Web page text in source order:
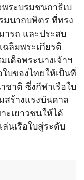
ระบรมชนกาธิเบ
มนาถบพิตร ที่ทรง
ารถ และประสบ
ฉลิมพระเกียรติ
เด็จพระนางเจ้าฯ
บของไทยให้เป็นที่
าติ ซึ่งกีฬาเรือใบ
สร้างแรงบันดาล
ะเยาวชนให้ได้
นเรือใบสู่ระดับ